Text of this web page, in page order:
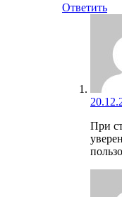
Ответить
При